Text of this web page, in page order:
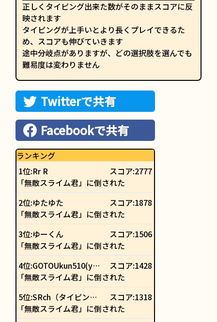
正しくタイピング出来た数がそのままスコアに反
映されます
タイピングが上手いとより長くプレイできるた
め、スコアも伸びていきます
途中分岐点がありますが、どの選択肢を選んでも
難易度は変わりません
Twitterで共有
Facebookで共有
ランキング
1位:Rr R
スコア:2777
「無敵スライム君」 に倒された
2位:ゆたゆた
スコア:1878
「無敵スライム君」 に倒された
3位:ゆーくん
スコア:1506
「無敵スライム君」 に倒された
4位: GOTOUkun510(youtube)
スコア:1428
「無敵スライム君」 に倒された
5位: SRch（タイピング）
スコア:1318
「無敵スライム君」 に倒された